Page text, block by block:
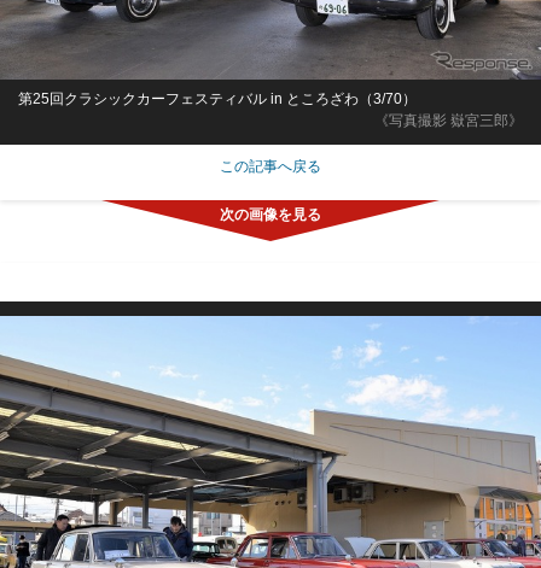
《写真撮影 嶽宮三郎》
第25回クラシックカーフェスティバル in ところざわ（3/70）
この記事へ戻る